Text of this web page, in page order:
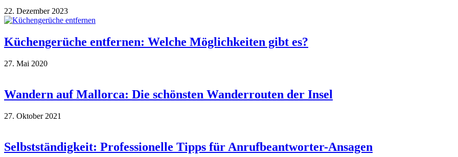
22. Dezember 2023
Küchengerüche entfernen: Welche Möglichkeiten gibt es?
27. Mai 2020
Wandern auf Mallorca: Die schönsten Wanderrouten der Insel
27. Oktober 2021
Selbstständigkeit: Professionelle Tipps für Anrufbeantworter-Ansagen